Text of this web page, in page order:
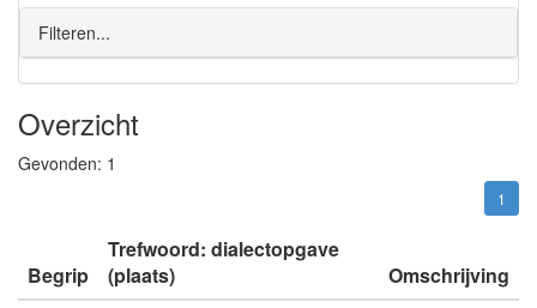
Filteren...
Overzicht
Gevonden: 1
1
Begrip
Trefwoord: dialectopgave
(plaats)
Omschrijving